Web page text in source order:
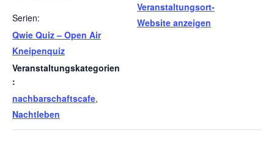
Serien:
Qwie Quiz – Open Air
Kneipenquiz
Veranstaltungskategorien
:
nachbarschaftscafe,
Nachtleben
Veranstaltungsort-
Website anzeigen